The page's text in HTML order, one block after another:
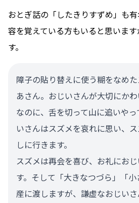
おとぎ話の「したきりすずめ」も
容を覚えている方もいると思いま
す。
障子の貼り替えに使う糊をなめ
あさん。おじいさんが大切にか
なのに、舌を切って山に追いや
いさんはスズメを哀れに思い、
しに行きます。
スズメは再会を喜び、お礼にお
す。そして「大きなつづら」「
産に渡しますが、謙虚なおじい